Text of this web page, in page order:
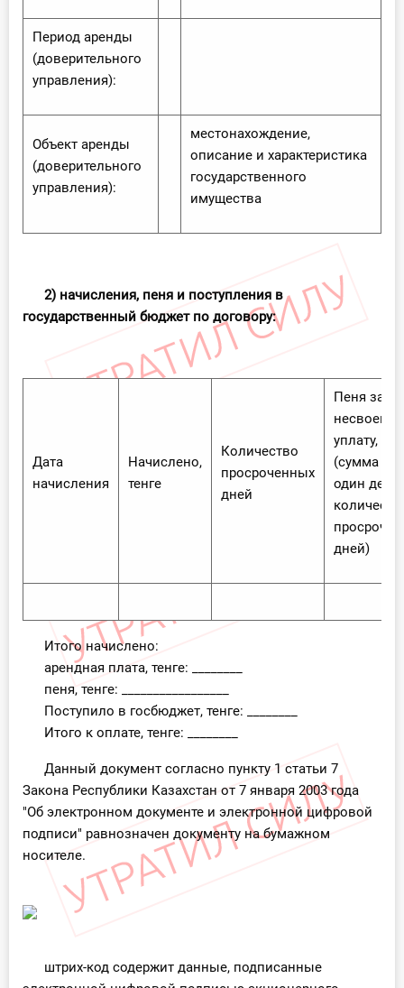
Период аренды
(доверительного
управления):
Объект аренды
(доверительного
управления):
местонахождение,
описание и характеристика
государственного
имущества
2) начисления, пеня и поступления в
государственный бюджет по договору:
Дата
начисления
Начислено,
тенге
Количество
просроченных
дней
Пеня за
уплату,
(сумма
один день
дней)
Итого начислено:
арендная плата, тенге: ________
пеня, тенге: _________________
Поступило в госбюджет, тенге: ________
Итого к оплате, тенге: ________
Данный документ согласно пункту 1 статьи 7
Закона Республики Казахстан от 7 января 2003 года
"Об электронном документе и электронной цифровой
подписи" равнозначен документу на бумажном
носителе.
штрих-код содержит данные, подписанные